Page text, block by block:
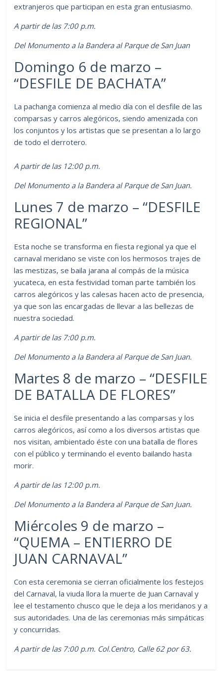
extranjeros que participan en esta gran entusiasmo.
A partir de las 7:00 p.m.
Del Monumento a la Bandera al Parque de San Juan
Domingo 6 de marzo –
“DESFILE DE BACHATA”
La pachanga comienza al medio día con el desfile de las
comparsas y carros alegóricos, siendo amenizada con
los conjuntos y los artistas que se presentan a lo largo
de todo el derrotero.
A partir de las 12:00 p.m.
Del Monumento a la Bandera al Parque de San Juan.
Lunes 7 de marzo – “DESFILE
REGIONAL”
Esta noche se transforma en fiesta regional ya que el
carnaval meridano se viste con los hermosos trajes de
las mestizas, se baila jarana al compás de la música
yucateca, en esta festividad toman parte también los
carros alegóricos y las calesas hacen acto de presencia,
ya que son las encargadas de llevar a las bellezas de
nuestra sociedad.
A partir de las 7:00 p.m.
Del Monumento a la Bandera al Parque de San Juan.
Martes 8 de marzo – “DESFILE
DE BATALLA DE FLORES”
Se inicia el desfile presentando a las comparsas y los
carros alegóricos, así como a los diversos artistas que
nos visitan, ambientado éste con una batalla de flores
con el público y terminando el evento bailando hasta
morir.
A partir de las 12:00 p.m.
Del Monumento a la Bandera al Parque de San Juan.
Miércoles 9 de marzo –
“QUEMA – ENTIERRO DE
JUAN CARNAVAL”
Con esta ceremonia se cierran oficialmente los festejos
del Carnaval, la viuda llora la muerte de Juan Carnaval y
lee el testamento chusco que le deja a los meridanos y a
sus autoridades. Una de las ceremonias más simpáticas
y concurridas.
A partir de las 7:00 p.m. Col.Centro, Calle 62 por 63.